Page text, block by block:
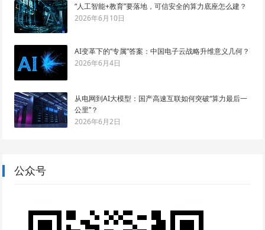
“人工智能+教育”要落地，可信安全的算力底座怎么建？
2026年6月10日
AI变革下的“专属”答案：中国电子云战略升维意义几何？
2026年6月4日
从电网到AI大模型：国产高速互联如何突破“算力最后一
公里”？
2026年6月2日
公众号